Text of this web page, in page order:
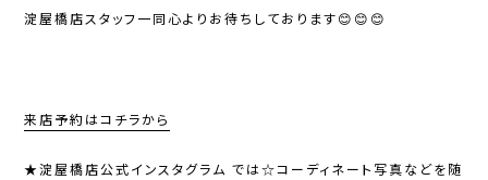
淀屋橋店スタッフ一同心よりお待ちしております😊😊😊
来店予約はコチラから
★淀屋橋店公式インスタグラム では☆コーディネート写真などを随